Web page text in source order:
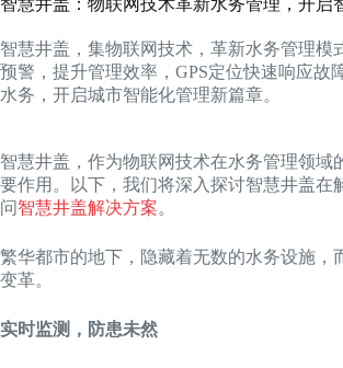
智慧井盖：物联网技术革新水务管理，开启
智慧井盖，集物联网技术，革新水务管理
预警，提升管理效率，GPS定位快速响应
水务，开启城市智能化管理新篇章。
智慧井盖，作为物联网技术在水务管理领
要作用。以下，我们将深入探讨智慧井盖
问智慧井盖解决方案。
繁华都市的地下，隐藏着无数的水务设施
变革。
实时监测，防患未然